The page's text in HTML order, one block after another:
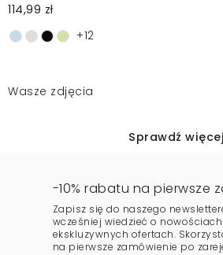
114,99 zł
+12
Wasze zdjęcia
Sprawdź więcej
-10% rabatu na pierwsze
Zapisz się do naszego
wcześniej wiedzieć o
ekskluzywnych ofertach.
na pierwsze zamówienie po